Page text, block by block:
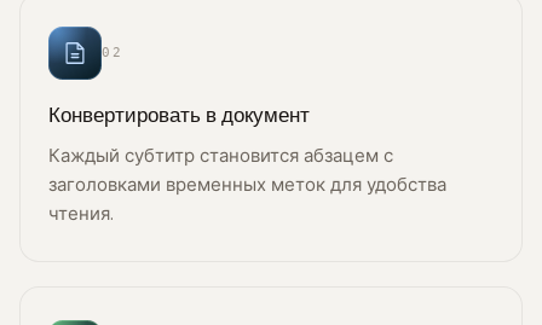
02
Конвертировать в документ
Каждый субтитр становится абзацем с
заголовками временных меток для удобства
чтения.